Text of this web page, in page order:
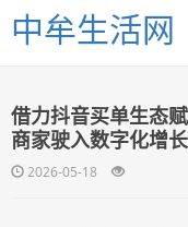
中牟生活网
借力抖音买单生态
商家驶入数字化增
2026-05-18